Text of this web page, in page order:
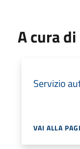
A cura di
Servizio
VAI ALLA